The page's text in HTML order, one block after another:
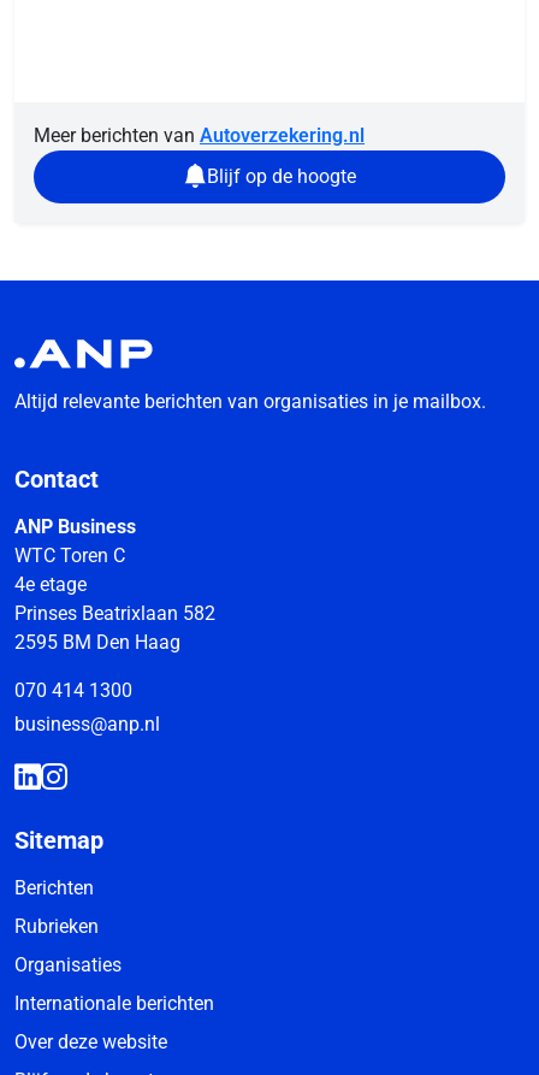
Meer berichten van Autoverzekering.nl
Blijf op de hoogte
Altijd relevante berichten van organisaties in je mailbox.
Contact
ANP Business
WTC Toren C
4e etage
Prinses Beatrixlaan 582
2595 BM Den Haag
070 414 1300
business@anp.nl
Sitemap
Berichten
Rubrieken
Organisaties
Internationale berichten
Over deze website